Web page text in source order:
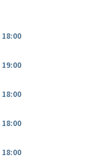
18:00
19:00
18:00
18:00
18:00